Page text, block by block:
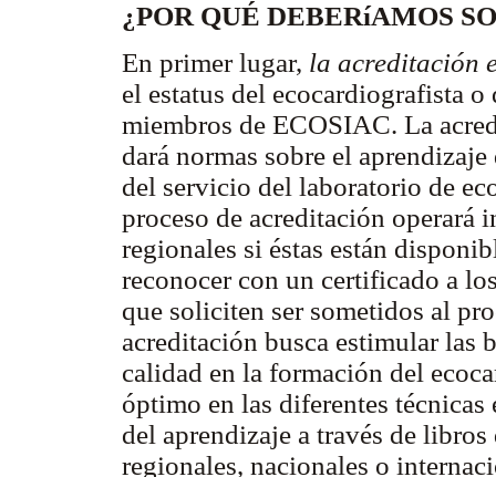
¿POR QUÉ DEBERíAMOS
En primer lugar, la acreditación
el estatus del ecocardiografista
miembros de ECOSIAC. La
dará normas sobre el
del servicio del laboratorio de
proceso de acreditación operará
regionales si éstas están
reconocer con un certificado a
que soliciten ser sometidos al
acreditación busca estimular las
calidad en la formación del
óptimo en las diferentes
del aprendizaje a través de
regionales, nacionales o